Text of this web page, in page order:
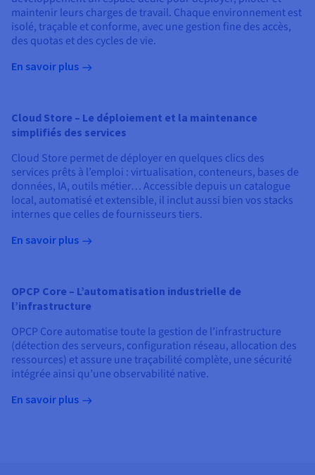
maintenir leurs charges de travail. Chaque environnement est
isolé, traçable et conforme, avec une gestion fine des accès,
des quotas et des cycles de vie.
En savoir plus
Cloud Store – Le déploiement et la maintenance
simplifiés des services
Cloud Store permet de déployer en quelques clics des
services prêts à l’emploi : virtualisation, conteneurs, bases de
données, IA, outils métier… Accessible depuis un catalogue
local, automatisé et extensible, il inclut aussi bien vos stacks
internes que celles de fournisseurs tiers.
En savoir plus
OPCP Core – L’automatisation industrielle de
l’infrastructure
OPCP Core automatise toute la gestion de l’infrastructure
(détection des serveurs, configuration réseau, allocation des
ressources) et assure une traçabilité complète, une sécurité
intégrée ainsi qu’une observabilité native.
En savoir plus